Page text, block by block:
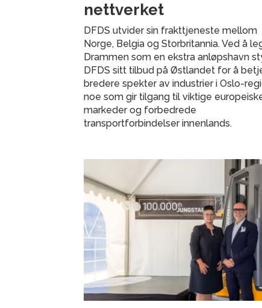
nettverket
DFDS utvider sin frakttjeneste mellom
Norge, Belgia og Storbritannia. Ved å
Drammen som en ekstra anløpshavn
DFDS sitt tilbud på Østlandet for å
bredere spekter av industrier i Oslo-
noe som gir tilgang til viktige
markeder og forbedrede
transportforbindelser innenlands.